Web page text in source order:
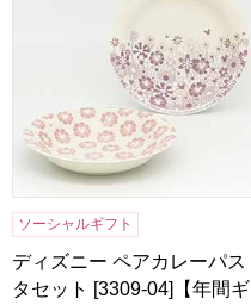
ソーシャルギフト
ディズニー ペアカレーパス
タセット [3309-04]【年間ギ